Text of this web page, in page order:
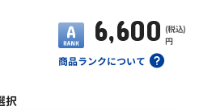
商品ランクについて
6,600 (税込)
円
択